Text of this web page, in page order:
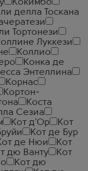
Кокимбо
делла Тоскана
Тортонези
Луккези
Коллио
Конка де
Энтеллина
Корнас
Кортон-
Коста
Сезиа
Кот д'Ор
Кот
Кот де Бур
де Нюи
Кот
дю Ванту
Кот
Кот дю